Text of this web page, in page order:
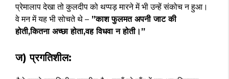
प्रेमालाप देखा तो कुलदीप को थप्पड़ मारने में भी उन्हें संकोच न हुआ।
वे मन में यह भी सोचते थे – ”काश फुलमत अपनी जाट की
होती,कितना अच्छा होता,वह विधवा न होती।”
ज) प्रगतिशील: